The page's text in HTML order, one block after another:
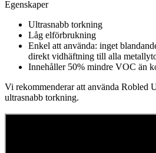
Egenskaper
Ultrasnabb torkning
Låg elförbrukning
Enkel att använda: inget
direkt vidhäftning till alla
Innehåller 50% mindre VOC än
Vi rekommenderar att använda Robled
ultrasnabb torkning.